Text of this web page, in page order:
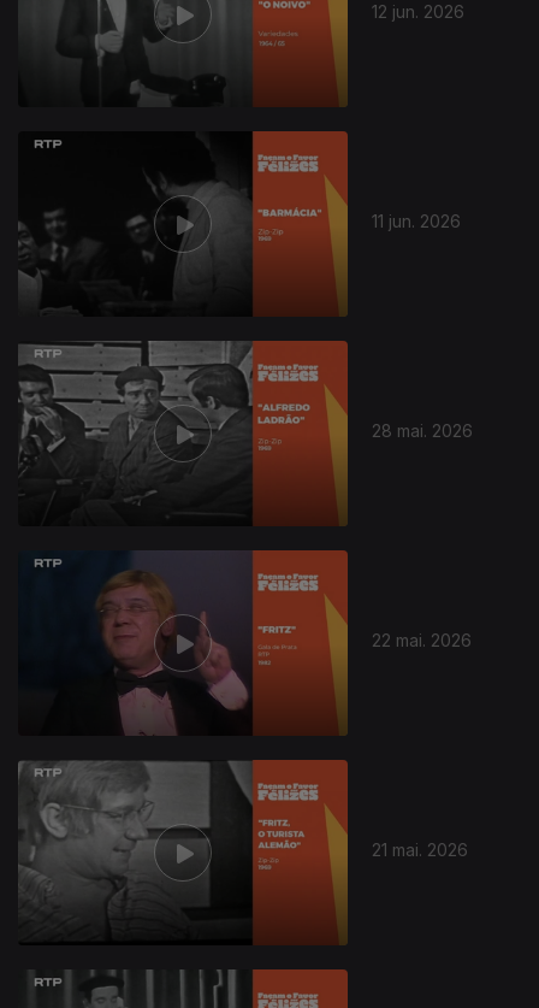
12 jun. 2026
11 jun. 2026
28 mai. 2026
22 mai. 2026
930640
21 mai. 2026